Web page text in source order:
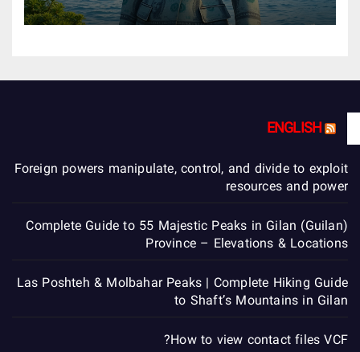
ENGLISH
Foreign powers manipulate, control, and divide to exploit
resources and power
Complete Guide to 55 Majestic Peaks in Gilan (Guilan)
Province – Elevations & Locations
Las Poshteh & Molbahar Peaks | Complete Hiking Guide
to Shaft’s Mountains in Gilan
How to view contact files VCF?